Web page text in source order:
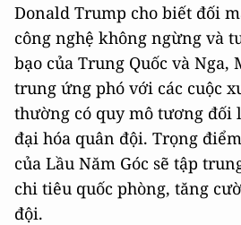
Donald Trump cho biết đối
công nghệ không ngừng và
bạo của Trung Quốc và Nga,
trung ứng phó với các cuộc
thường có quy mô tương đối
đại hóa quân đội. Trọng
của Lầu Năm Góc sẽ tập
chi tiêu quốc phòng, tăng
đội.